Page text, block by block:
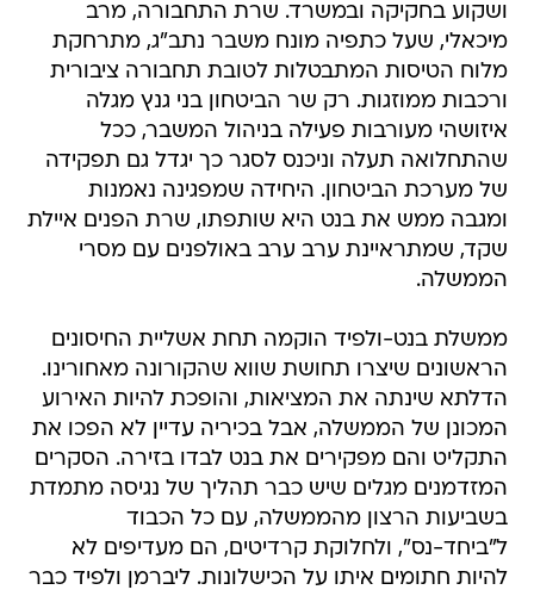
ושקוע בחקיקה ובמשרד. שרת התחבורה, מרב
מיכאלי, שעל כתפיה מונח משבר נתב"ג, מתרחקת
מלוח הטיסות המתבטלות לטובת תחבורה ציבורית
ורכבות ממוזגות. רק שר הביטחון בני גנץ מגלה
איזושהי מעורבות פעילה בניהול המשבר, ככל
שהתחלואה תעלה וניכנס לסגר כך יגדל גם תפקידה
של מערכת הביטחון. היחידה שמפגינה נאמנות
ומגבה ממש את בנט היא שותפתו, שרת הפנים איילת
שקד, שמתראיינת ערב ערב באולפנים עם מסרי
הממשלה.
ממשלת בנט-ולפיד הוקמה תחת אשליית החיסונים
הראשונים שיצרו תחושת שווא שהקורונה מאחורינו.
הדלתא שינתה את המציאות, והופכת להיות האירוע
המכונן של הממשלה, אבל בכיריה עדיין לא הפכו את
התקליט והם מפקירים את בנט לבדו בזירה. הסקרים
המזדמנים מגלים שיש כבר תהליך של נגיסה מתמדת
בשביעות הרצון מהממשלה, עם כל הכבוד
ל"ביחד-נס", ולחלוקת קרדיטים, הם מעדיפים לא
להיות חתומים איתו על הכישלונות. ליברמן ולפיד כבר